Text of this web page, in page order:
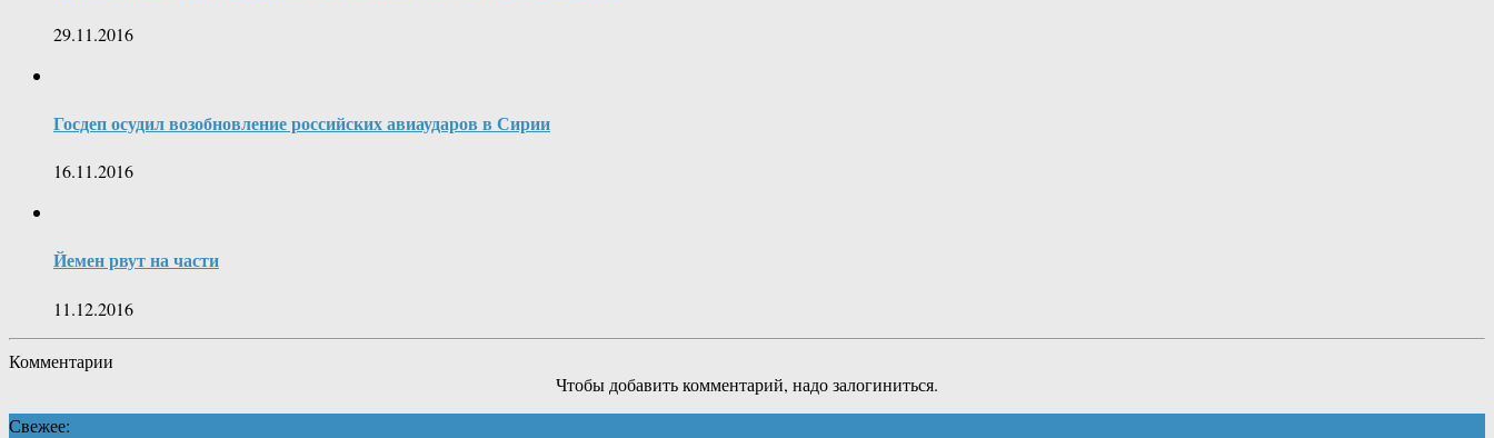
29.11.2016
Госдеп осудил возобновление российских авиаударов в Сирии
16.11.2016
Йемен рвут на части
11.12.2016
Комментарии
Чтобы добавить комментарий, надо залогиниться.
Свежее: